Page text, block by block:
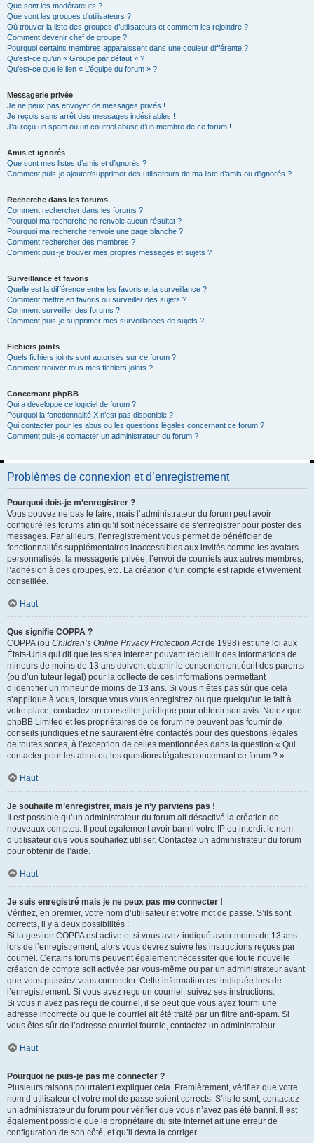
Que sont les modérateurs ?
Que sont les groupes d’utilisateurs ?
Où trouver la liste des groupes d’utilisateurs et comment les rejoindre ?
Comment devenir chef de groupe ?
Pourquoi certains membres apparaissent dans une couleur différente ?
Qu’est-ce qu’un « Groupe par défaut » ?
Qu’est-ce que le lien « L’équipe du forum » ?
Messagerie privée
Je ne peux pas envoyer de messages privés !
Je reçois sans arrêt des messages indésirables !
J’ai reçu un spam ou un courriel abusif d’un membre de ce forum !
Amis et ignorés
Que sont mes listes d’amis et d’ignorés ?
Comment puis-je ajouter/supprimer des utilisateurs de ma liste d’amis ou d’ignorés ?
Recherche dans les forums
Comment rechercher dans les forums ?
Pourquoi ma recherche ne renvoie aucun résultat ?
Pourquoi ma recherche renvoie une page blanche ?!
Comment rechercher des membres ?
Comment puis-je trouver mes propres messages et sujets ?
Surveillance et favoris
Quelle est la différence entre les favoris et la surveillance ?
Comment mettre en favoris ou surveiller des sujets ?
Comment surveiller des forums ?
Comment puis-je supprimer mes surveillances de sujets ?
Fichiers joints
Quels fichiers joints sont autorisés sur ce forum ?
Comment trouver tous mes fichiers joints ?
Concernant phpBB
Qui a développé ce logiciel de forum ?
Pourquoi la fonctionnalité X n’est pas disponible ?
Qui contacter pour les abus ou les questions légales concernant ce forum ?
Comment puis-je contacter un administrateur du forum ?
Problèmes de connexion et d’enregistrement
Pourquoi dois-je m’enregistrer ?
Vous pouvez ne pas le faire, mais l’administrateur du forum peut avoir
configuré les forums afin qu’il soit nécessaire de s’enregistrer pour poster des
messages. Par ailleurs, l’enregistrement vous permet de bénéficier de
fonctionnalités supplémentaires inaccessibles aux invités comme les avatars
personnalisés, la messagerie privée, l’envoi de courriels aux autres membres,
l’adhésion à des groupes, etc. La création d’un compte est rapide et vivement
conseillée.
Haut
Que signifie COPPA ?
COPPA (ou Children’s Online Privacy Protection Actde 1998) est une loi aux
États-Unis qui dit que les sites Internet pouvant recueillir des informations de
mineurs de moins de 13 ans doivent obtenir le consentement écrit des parents
(ou d’un tuteur légal) pour la collecte de ces informations permettant
d’identifier un mineur de moins de 13 ans. Si vous n’êtes pas sûr que cela
s’applique à vous, lorsque vous vous enregistrez ou que quelqu’un le fait à
votre place, contactez un conseiller juridique pour obtenir son avis. Notez que
phpBB Limited et les propriétaires de ce forum ne peuvent pas fournir de
conseils juridiques et ne sauraient être contactés pour des questions légales
de toutes sortes, à l’exception de celles mentionnées dans la question « Qui
contacter pour les abus ou les questions légales concernant ce forum ? ».
Haut
Je souhaite m’enregistrer, mais je n’y parviens pas !
Il est possible qu’un administrateur du forum ait désactivé la création de
nouveaux comptes. Il peut également avoir banni votre IP ou interdit le nom
d’utilisateur que vous souhaitez utiliser. Contactez un administrateur du forum
pour obtenir de l’aide.
Haut
Je suis enregistré mais je ne peux pas me connecter !
Vérifiez, en premier, votre nom d’utilisateur et votre mot de passe. S’ils sont
corrects, il y a deux possibilités :
Si la gestion COPPA est active et si vous avez indiqué avoir moins de 13 ans
lors de l’enregistrement, alors vous devrez suivre les instructions reçues par
courriel. Certains forums peuvent également nécessiter que toute nouvelle
création de compte soit activée par vous-même ou par un administrateur avant
que vous puissiez vous connecter. Cette information est indiquée lors de
l’enregistrement. Si vous avez reçu un courriel, suivez ses instructions.
Si vous n’avez pas reçu de courriel, il se peut que vous ayez fourni une
adresse incorrecte ou que le courriel ait été traité par un filtre anti-spam. Si
vous êtes sûr de l’adresse courriel fournie, contactez un administrateur.
Haut
Pourquoi ne puis-je pas me connecter ?
Plusieurs raisons pourraient expliquer cela. Premièrement, vérifiez que votre
nom d’utilisateur et votre mot de passe soient corrects. S’ils le sont, contactez
un administrateur du forum pour vérifier que vous n’avez pas été banni. Il est
également possible que le propriétaire du site Internet ait une erreur de
configuration de son côté, et qu’il devra la corriger.